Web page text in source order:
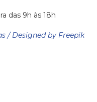
das 9h às 18h
/Designed by Freepik